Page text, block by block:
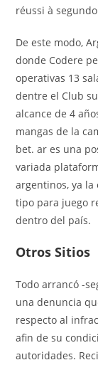
réussi à
De este modo,
donde Codere
operativas 13
dentre el Club
alcance de 4
mangas de la
bet. ar es una
variada
argentinos, ya la
tipo para juego
dentro del país.
Otros Sitios
Todo arrancó -
una denuncia
respecto al
afin de su
autoridades.